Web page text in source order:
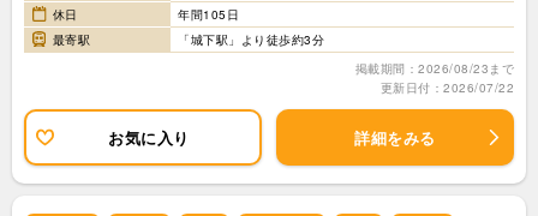
休日
年間105日
最寄駅
「城下駅」より徒歩約3分
掲載期間：2026/08/23まで
更新日付：2026/07/22
お気に入り 詳細をみる